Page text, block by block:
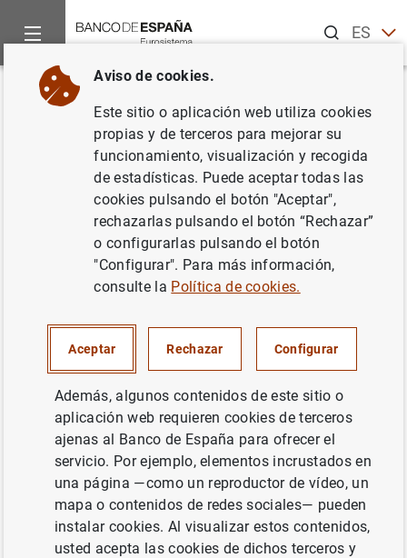
ESEN
Inicio Noticias y eventos
Volver
Estadísticas de emisiones de
valores de la zona del euro:
Abril de 2015
SITUACIÓN ECONÓMICA
ESPAÑA
Estadísticas de emisiones de valores de la
zona del euro: Abril de 2015 (208
KB
Siguiente
Aviso de cookies.
Este sitio o aplicación web utiliza cookies
propias y de terceros para mejorar su
funcionamiento, visualización y recogida
de estadísticas. Puede aceptar todas las
cookies pulsando el botón "Aceptar",
rechazarlas pulsando el botón “Rechazar”
o configurarlas pulsando el botón
"Configurar". Para más información,
consulte la Política de cookies.
Aceptar Rechazar Configurar
Además, algunos contenidos de este sitio o
aplicación web requieren cookies de terceros
ajenas al Banco de España para ofrecer el
servicio. Por ejemplo, elementos incrustados en
una página —como un reproductor de vídeo, un
mapa o contenidos de redes sociales— pueden
instalar cookies. Al visualizar estos contenidos,
usted acepta las cookies de dichos terceros y